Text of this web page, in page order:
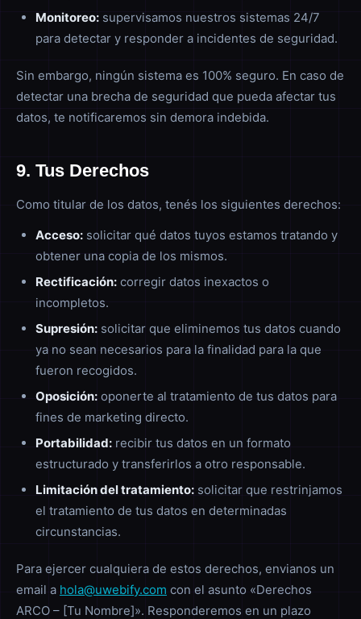
Monitoreo: supervisamos nuestros sistemas 24/7
para detectar y responder a incidentes de seguridad.
Sin embargo, ningún sistema es 100% seguro. En caso de
detectar una brecha de seguridad que pueda afectar tus
datos, te notificaremos sin demora indebida.
9. Tus Derechos
Como titular de los datos, tenés los siguientes derechos:
Acceso: solicitar qué datos tuyos estamos tratando y
obtener una copia de los mismos.
Rectificación: corregir datos inexactos o
incompletos.
Supresión: solicitar que eliminemos tus datos cuando
ya no sean necesarios para la finalidad para la que
fueron recogidos.
Oposición: oponerte al tratamiento de tus datos para
fines de marketing directo.
Portabilidad: recibir tus datos en un formato
estructurado y transferirlos a otro responsable.
Limitación del tratamiento: solicitar que restrinjamos
el tratamiento de tus datos en determinadas
circunstancias.
Para ejercer cualquiera de estos derechos, envianos un
email a hola@uwebify.com con el asunto «Derechos
ARCO – [Tu Nombre]». Responderemos en un plazo